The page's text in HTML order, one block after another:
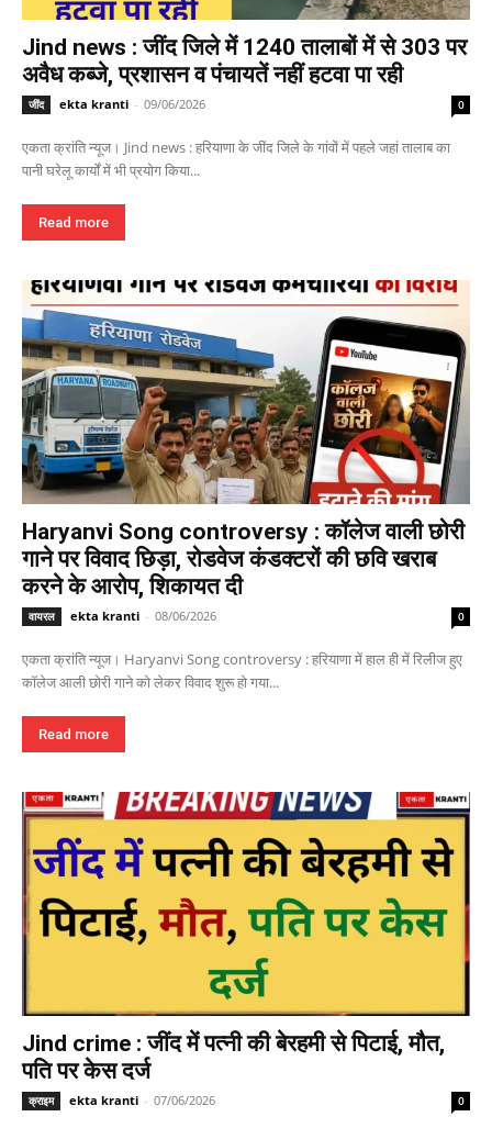
Jind news : जींद जिले में 1240 तालाबों में से 303 पर
अवैध कब्जे, प्रशासन व पंचायतें नहीं हटवा पा रही
जींद ekta kranti - 09/06/2026 0
एकता क्रांति न्यूज। Jind news : हरियाणा के जींद जिले के गांवों में पहले जहां तालाब का
पानी घरेलू कार्यों में भी प्रयोग किया...
Read more
Haryanvi Song controversy : कॉलेज वाली छोरी
गाने पर विवाद छिड़ा, रोडवेज कंडक्टरों की छवि खराब
करने के आरोप, शिकायत दी
वायरल ekta kranti - 08/06/2026 0
एकता क्रांति न्यूज। Haryanvi Song controversy : हरियाणा में हाल ही में रिलीज हुए
कॉलेज आली छोरी गाने को लेकर विवाद शुरू हो गया...
Read more
Jind crime : जींद में पत्नी की बेरहमी से पिटाई, मौत,
पति पर केस दर्ज
क्राइम ekta kranti - 07/06/2026 0